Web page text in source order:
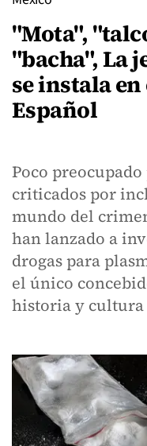
"Mota",
"bacha", La
se instala
Español
Poco
criticados por
mundo del
han lanzado a
drogas para
el único
historia y cultura